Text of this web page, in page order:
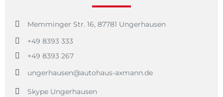
Memminger Str. 16, 87781 Ungerhausen
+49 8393 333
+49 8393 267
ungerhausen@autohaus-axmann.de
Skype Ungerhausen